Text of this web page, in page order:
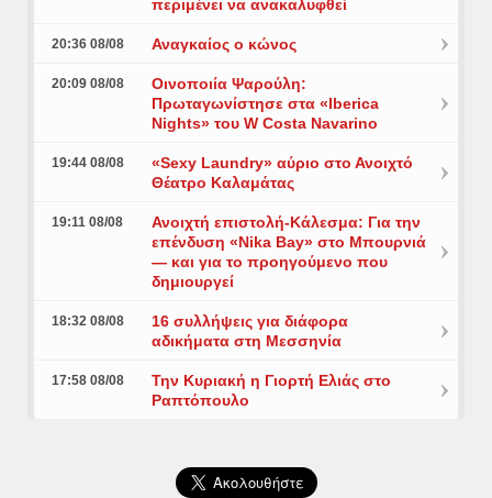
περιμένει να ανακαλυφθεί
20:36 08/08 Αναγκαίος ο κώνος
20:09 08/08
Οινοποιία Ψαρούλη:
Πρωταγωνίστησε στα «Iberica
Nights» του W Costa Navarino
19:44 08/08
«Sexy Laundry» αύριο στο Ανοιχτό
Θέατρο Καλαμάτας
19:11 08/08
Ανοιχτή επιστολή-Κάλεσμα: Για την
επένδυση «Nika Bay» στο Μπουρνιά
— και για το προηγούμενο που
δημιουργεί
18:32 08/08
16 συλλήψεις για διάφορα
αδικήματα στη Μεσσηνία
17:58 08/08
Την Κυριακή η Γιορτή Ελιάς στο
Ραπτόπουλο